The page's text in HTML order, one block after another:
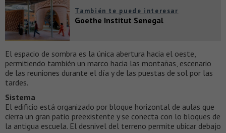
También te puede interesar
Goethe Institut Senegal
El espacio de sombra es la única abertura hacia el oeste,
permitiendo también un marco hacia las montañas, escenario
de las reuniones durante el día y de las puestas de sol por las
tardes.
Sistema
El edificio está organizado por bloque horizontal de aulas que
cierra un gran patio preexistente y se conecta con lo bloques de
la antigua escuela. El desnivel del terreno permite ubicar debajo